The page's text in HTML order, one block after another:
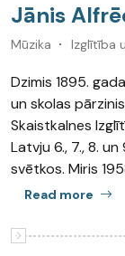
Jānis
Mūzika
Izglītība
Dzimis 1895.
un skolas
Skaistkalnes
Latvju 6., 7., 8.
svētkos. Miris
Read more